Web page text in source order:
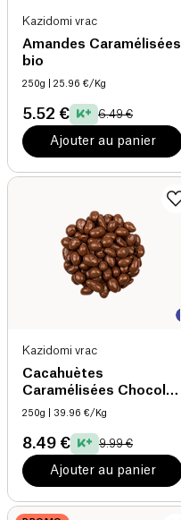
Kazidomi vrac
Amandes Caramélisées
bio
250g | 25.96 €/Kg
5.52 € 6.49 €
Ajouter au panier
Kazidomi vrac
Cacahuètes
Caramélisées Chocolat
Lait bio
250g | 39.96 €/Kg
8.49 € 9.99 €
Ajouter au panier